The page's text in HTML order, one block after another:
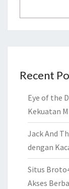
Recent
Eye of the
Kekuatan
Jack And
dengan
Situs
Akses